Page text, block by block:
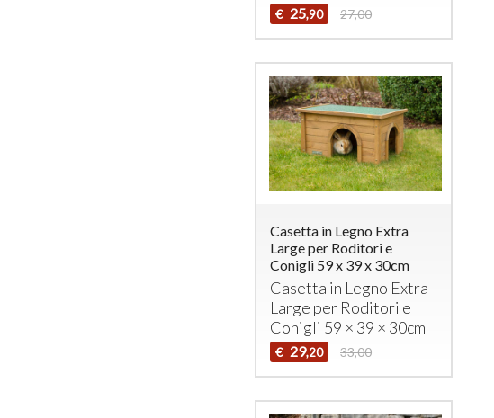
€ 25,90 27,00
Casetta in Legno Extra
Large per Roditori e
Conigli 59 x 39 x 30cm
Casetta in Legno Extra
Large per Roditori e
Conigli 59 × 39 × 30cm
€ 29,20 33,00